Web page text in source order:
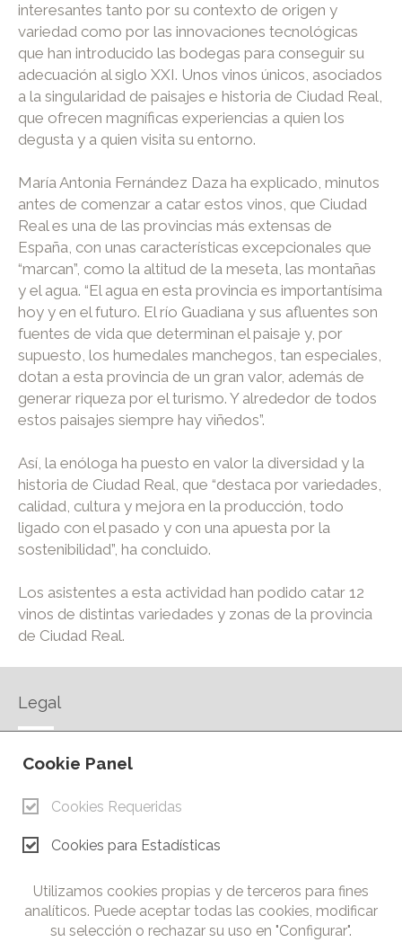
interesantes tanto por su contexto de origen y
variedad como por las innovaciones tecnológicas
que han introducido las bodegas para conseguir su
adecuación al siglo XXI. Unos vinos únicos, asociados
a la singularidad de paisajes e historia de Ciudad Real,
que ofrecen magníficas experiencias a quien los
degusta y a quien visita su entorno.
María Antonia Fernández Daza ha explicado, minutos
antes de comenzar a catar estos vinos, que Ciudad
Real es una de las provincias más extensas de
España, con unas características excepcionales que
“marcan”, como la altitud de la meseta, las montañas
y el agua. “El agua en esta provincia es importantísima
hoy y en el futuro. El río Guadiana y sus afluentes son
fuentes de vida que determinan el paisaje y, por
supuesto, los humedales manchegos, tan especiales,
dotan a esta provincia de un gran valor, además de
generar riqueza por el turismo. Y alrededor de todos
estos paisajes siempre hay viñedos”.
Así, la enóloga ha puesto en valor la diversidad y la
historia de Ciudad Real, que “destaca por variedades,
calidad, cultura y mejora en la producción, todo
ligado con el pasado y con una apuesta por la
sostenibilidad”, ha concluido.
Los asistentes a esta actividad han podido catar 12
vinos de distintas variedades y zonas de la provincia
de Ciudad Real.
Legal
AVISO LEGAL
CONTACTO
Cámara de Comercio e Industria de Ciudad Real. Todos los
derechos reservados. Prohibida la reproducción total o parcial
de los contenidos de esta web.
Cookie Panel
Cookies Requeridas
Cookies para Estadísticas
Utilizamos cookies propias y de terceros para fines
analíticos. Puede aceptar todas las cookies, modificar
su selección o rechazar su uso en "Configurar".